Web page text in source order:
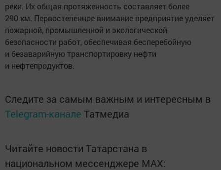
реки. Их общая протяженность составляет более
290 км. Первостепенное внимание предприятие уделяет
пожарной, промышленной и экологической
безопасности работ, обеспечивая бесперебойную
и безаварийную транспортировку нефти
и нефтепродуктов.
Следите за самым важным и интересным в
Telegram-канале Татмедиа
Читайте новости Татарстана в
национальном мессенджере MАХ: